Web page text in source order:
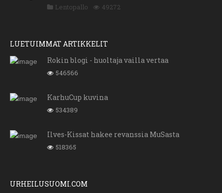
Lentopallo 49272
LUETUIMMAT ARTIKKELIT
Rokin blogi - huoltaja vailla vertaa
546566
KarhuCup kuvina
534389
Ilves-Kissat hakee revanssia MuSasta
518365
URHEILUSUOMI.COM